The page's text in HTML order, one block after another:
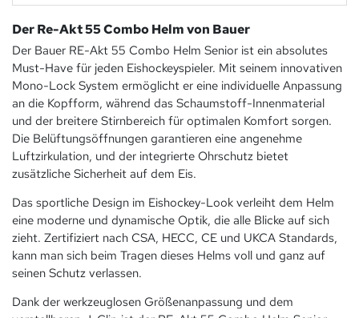
Der Re-Akt 55 Combo Helm von Bauer
Der Bauer RE-Akt 55 Combo Helm Senior ist ein absolutes
Must-Have für jeden Eishockeyspieler. Mit seinem innovativen
Mono-Lock System ermöglicht er eine individuelle Anpassung
an die Kopfform, während das Schaumstoff-Innenmaterial
und der breitere Stirnbereich für optimalen Komfort sorgen.
Die Belüftungsöffnungen garantieren eine angenehme
Luftzirkulation, und der integrierte Ohrschutz bietet
zusätzliche Sicherheit auf dem Eis.
Das sportliche Design im Eishockey-Look verleiht dem Helm
eine moderne und dynamische Optik, die alle Blicke auf sich
zieht. Zertifiziert nach CSA, HECC, CE und UKCA Standards,
kann man sich beim Tragen dieses Helms voll und ganz auf
seinen Schutz verlassen.
Dank der werkzeuglosen Größenanpassung und dem